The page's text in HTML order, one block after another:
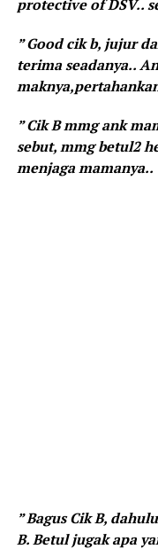
protective of DSV..
” Good cik b, jujur
terima seadanya..
” Cik B mmg ank
sebut, mmg betul2
menjaga mamanya..
” Bagus Cik B,
B. Betul jugak apa